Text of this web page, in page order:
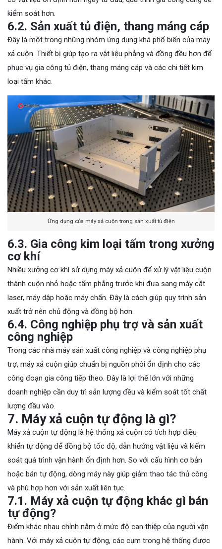
kiểm soát hơn.
6.2. Sản xuất tủ điện, thang máng cáp
Đây là một trong những nhóm ứng dụng khá phổ biến của máy
xả cuộn. Thiết bị giúp tạo ra vật liệu phẳng và đồng đều hơn để
phục vụ gia công tủ điện, thang máng cáp và các chi tiết kim
loại tấm khác.
Ứng dụng của máy xả cuộn trong sản xuất tủ điện
6.3. Gia công kim loại tấm trong xưởng
cơ khí
Nhiều xưởng cơ khí sử dụng máy xả cuộn để xử lý vật liệu cuộn
thành cuộn nhỏ hoặc tấm phẳng trước khi đưa sang máy cắt
laser, máy dập hoặc máy chấn. Đây là cách giúp quy trình sản
xuất trở nên chủ động và đồng bộ hơn.
6.4. Công nghiệp phụ trợ và sản xuất
công nghiệp
Trong các nhà máy sản xuất công nghiệp và công nghiệp phụ
trợ, máy xả cuộn giúp chuẩn bị nguồn phôi ổn định cho các
công đoạn gia công tiếp theo. Đây là lợi thế lớn với những
doanh nghiệp cần duy trì sản lượng đều và kiểm soát tốt chất
lượng đầu vào.
7. Máy xả cuộn tự động là gì?
Máy xả cuộn tự động là hệ thống xả cuộn có tích hợp điều
khiển tự động để đồng bộ tốc độ, dẫn hướng vật liệu và kiểm
soát quá trình vận hành ổn định hơn. So với cấu hình cơ bản
hoặc bán tự động, dòng máy này giúp giảm thao tác thủ công
và phù hợp hơn với sản xuất liên tục.
7.1. Máy xả cuộn tự động khác gì bán
tự động?
Điểm khác nhau chính nằm ở mức độ can thiệp của người vận
hành. Với máy xả cuộn tự động, các cụm trong hệ thống được